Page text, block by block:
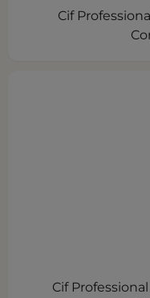
Cif
Cif